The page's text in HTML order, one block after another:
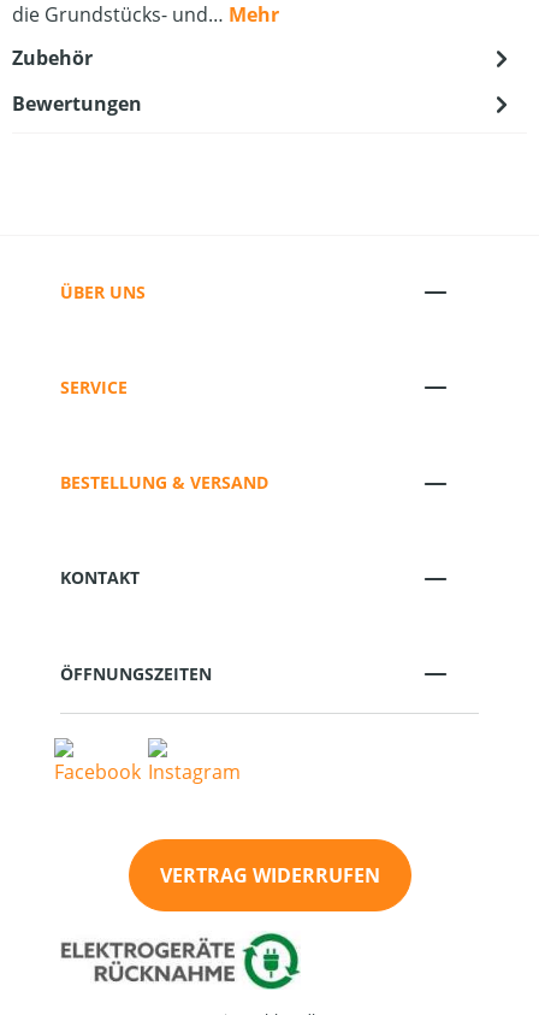
die Grundstücks- und… Mehr
Zubehör
Bewertungen
ÜBER UNS
SERVICE
BESTELLUNG & VERSAND
KONTAKT
ÖFFNUNGSZEITEN
VERTRAG WIDERRUFEN